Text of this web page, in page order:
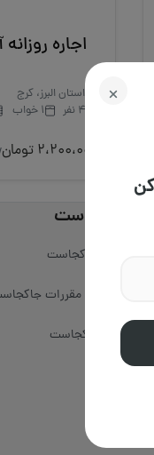
اجاره
استان البرز، کرج
4 نفر
1 خواب
2،200،000 تومان
جاکجاست
درباره جاکجاست
قوانین و مقررات
مجله جاکجاست